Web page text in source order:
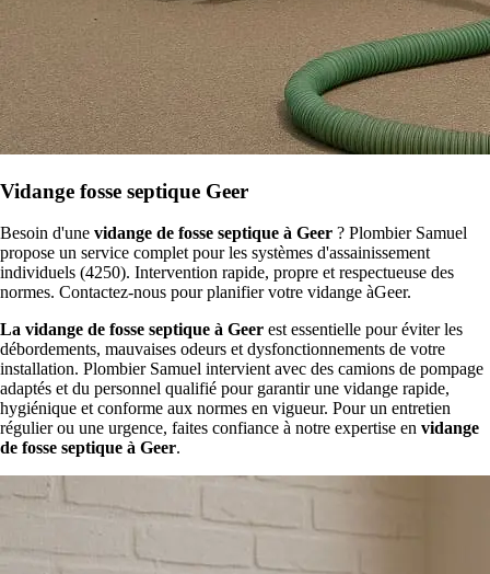
Vidange fosse septique Geer
Besoin d'une vidange de fosse septique à Geer ? Plombier Samuel
propose un service complet pour les systèmes d'assainissement
individuels (4250). Intervention rapide, propre et respectueuse des
normes. Contactez-nous pour planifier votre vidange àGeer.
La vidange de fosse septique à Geer est essentielle pour éviter les
débordements, mauvaises odeurs et dysfonctionnements de votre
installation. Plombier Samuel intervient avec des camions de pompage
adaptés et du personnel qualifié pour garantir une vidange rapide,
hygiénique et conforme aux normes en vigueur. Pour un entretien
régulier ou une urgence, faites confiance à notre expertise en vidange
de fosse septique à Geer.